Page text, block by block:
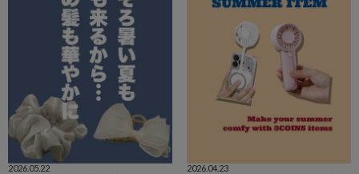
2026.05.22
2026.04.23